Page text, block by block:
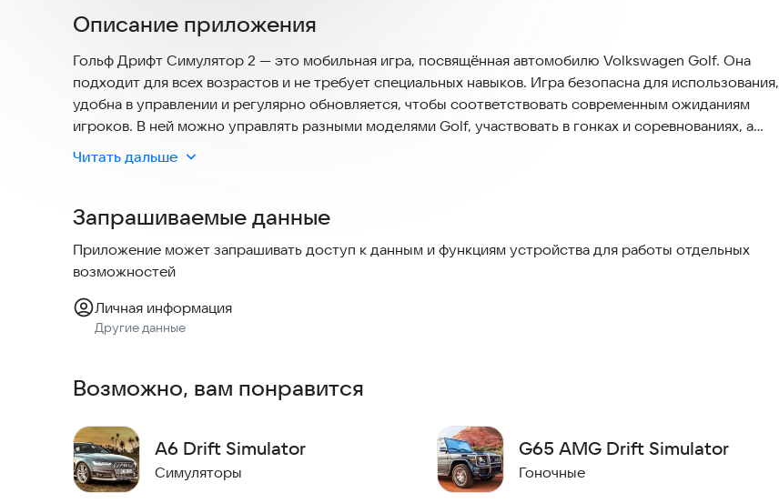
Описание приложения
Гольф Дрифт Симулятор 2 — это мобильная игра, посвящённая автомобилю Volkswagen Golf. Она
подходит для всех возрастов и не требует специальных навыков. Игра безопасна для использования,
удобна в управлении и регулярно обновляется, чтобы соответствовать современным ожиданиям
игроков. В ней можно управлять разными моделями Golf, участвовать в гонках и соревнованиях, а
также настраивать и улучшать свой автомобиль. Графика и физика игры выглядят реалистично, а
локации и режимы добавляют разнообразия. Игра поддерживает офлайн-режим, поэтому её можно
погрузитесь в мир дрифта и скорости прямо на своём устройстве.
Читать дальше
Запрашиваемые данные
Приложение может запрашивать доступ к данным и функциям устройства для работы отдельных
возможностей
Личная информация
Другие данные
Возможно, вам понравится
A6 Drift Simulator
Симуляторы
G65 AMG Drift Simulator
Гоночные